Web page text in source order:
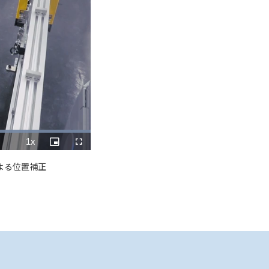
1xPlayback
Rate
Picture-
in-
Fullscreen
る位置補正